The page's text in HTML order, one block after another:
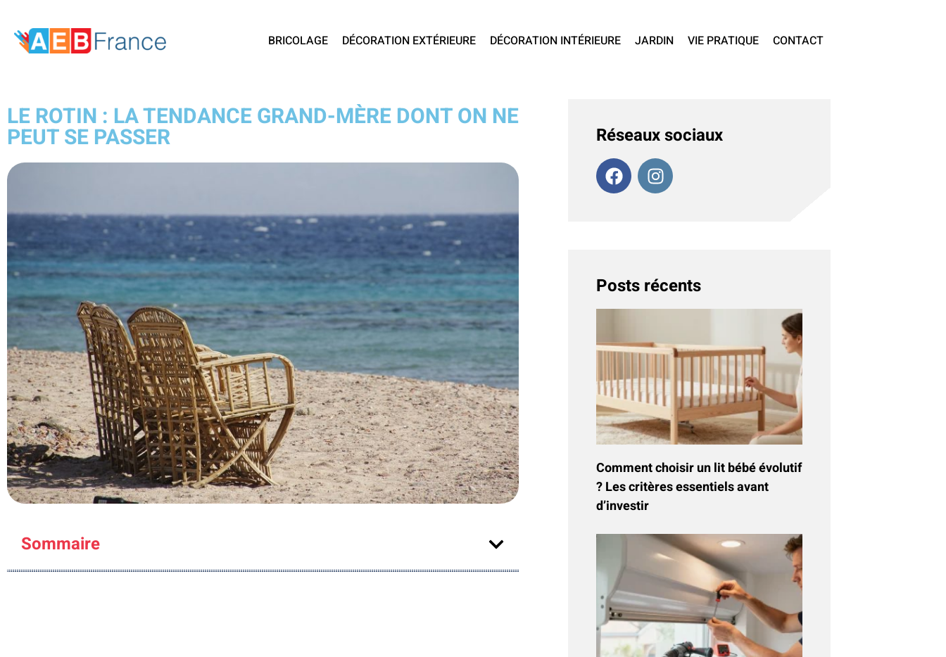
BRICOLAGE DÉCORATION EXTÉRIEURE DÉCORATION INTÉRIEURE JARDIN VIE PRATIQUE CONTACT
LE ROTIN : LA TENDANCE GRAND-MÈRE DONT ON NE
PEUT SE PASSER
Sommaire
Réseaux sociaux
Posts récents
Comment choisir un lit bébé évolutif
? Les critères essentiels avant
d’investir